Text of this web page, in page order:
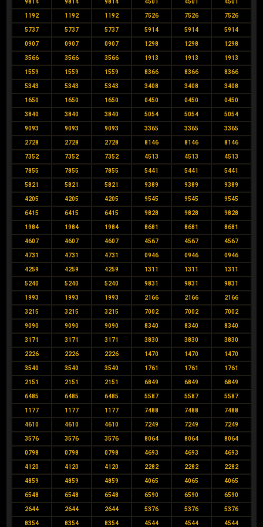
1192 1192 1192 7526 7526 7526
5737 5737 5737 5914 5914 5914
0907 0907 0907 1298 1298 1298
3566 3566 3566 1913 1913 1913
1559 1559 1559 8366 8366 8366
5343 5343 5343 3408 3408 3408
1650 1650 1650 0450 0450 0450
3840 3840 3840 5054 5054 5054
9093 9093 9093 3365 3365 3365
2728 2728 2728 8146 8146 8146
7352 7352 7352 4513 4513 4513
7855 7855 7855 5441 5441 5441
5821 5821 5821 9389 9389 9389
4205 4205 4205 9545 9545 9545
6415 6415 6415 9828 9828 9828
1984 1984 1984 8681 8681 8681
4607 4607 4607 4567 4567 4567
4731 4731 4731 0946 0946 0946
4259 4259 4259 1311 1311 1311
5240 5240 5240 9831 9831 9831
1993 1993 1993 2166 2166 2166
3215 3215 3215 7002 7002 7002
9090 9090 9090 8340 8340 8340
3171 3171 3171 3830 3830 3830
2226 2226 2226 1470 1470 1470
3540 3540 3540 1761 1761 1761
2151 2151 2151 6849 6849 6849
6485 6485 6485 5587 5587 5587
1177 1177 1177 7488 7488 7488
4610 4610 4610 7249 7249 7249
3576 3576 3576 8064 8064 8064
0798 0798 0798 4693 4693 4693
4120 4120 4120 2282 2282 2282
4859 4859 4859 4065 4065 4065
6548 6548 6548 6590 6590 6590
2644 2644 2644 5376 5376 5376
8354 8354 8354 4544 4544 4544